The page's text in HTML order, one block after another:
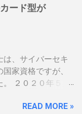
ード型が
は、サイバーセキ
家資格ですが、
。 ２０２０年５月
しについて：
READ MORE »